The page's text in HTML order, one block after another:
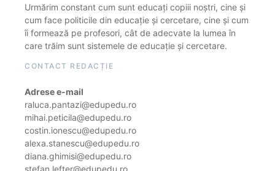
Urmărim constant cum sunt educați copiii noștri, cine și
cum face politicile din educație și cercetare, cine și cum
îi formează pe profesori, cât de adecvate la lumea în
care trăim sunt sistemele de educație și cercetare.
CONTACT REDACȚIE
Adrese e-mail
raluca.pantazi@edupedu.ro
mihai.peticila@edupedu.ro
costin.ionescu@edupedu.ro
alexa.stanescu@edupedu.ro
diana.ghimisi@edupedu.ro